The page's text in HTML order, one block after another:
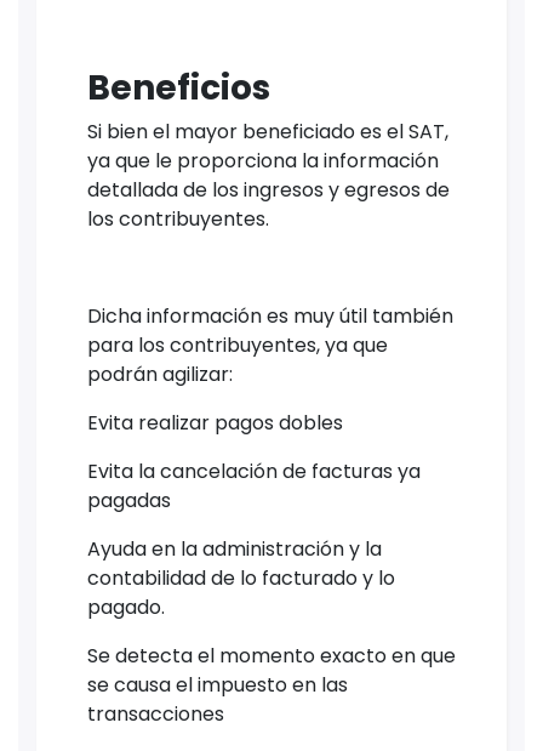
Beneficios
Si bien el mayor beneficiado es el SAT,
ya que le proporciona la información
detallada de los ingresos y egresos de
los contribuyentes.
Dicha información es muy útil también
para los contribuyentes, ya que
podrán agilizar:
Evita realizar pagos dobles
Evita la cancelación de facturas ya
pagadas
Ayuda en la administración y la
contabilidad de lo facturado y lo
pagado.
Se detecta el momento exacto en que
se causa el impuesto en las
transacciones